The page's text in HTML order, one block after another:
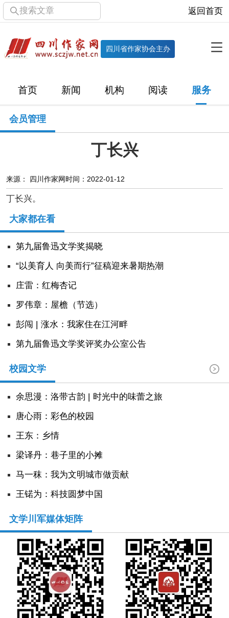
搜索文章 返回首页
四川省作家协会主办
首页 新闻 机构 阅读 服务
机构
直属单位 团体会员 主管社团 专门委员会
历届主席团
时政 文学动态
十百千
小说 散文 诗歌
校园文学 其他阅读
服务
入会须知 报刊联盟
四川文学 星星诗刊 当代文坛
公告公示 讣告
人事考试
会员管理
丁长兴
来源： 四川作家网时间：2022-01-12
丁长兴。
大家都在看
第九届鲁迅文学奖揭晓
“以美育人 向美而行”征稿迎来暑期热潮
庄雷：红梅杏记
罗伟章：屋檐（节选）
彭闯 | 涨水：我家住在江河畔
第九届鲁迅文学奖评奖办公室公告
校园文学
余思漫：洛带古韵 | 时光中的味蕾之旅
唐心雨：彩色的校园
王东：乡情
​梁译丹：巷子里的小摊
马一秣：我为文明城市做贡献
王锘为：科技圆梦中国
文学川军媒体矩阵